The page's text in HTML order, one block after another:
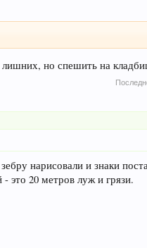
но спешить на
нарисовали и знаки
это 20 метров луж и грязи.